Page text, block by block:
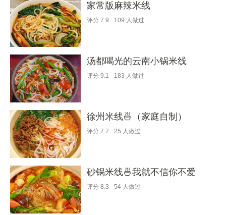
家常版麻辣米线
评分 7.9 109 人做过
汤都喝光的云南小锅米线
评分 9.1 183 人做过
徐州米线🍜（家庭自制）
评分 7.7 25 人做过
砂锅米线🍜我就不信你不爱
评分 8.3 54 人做过